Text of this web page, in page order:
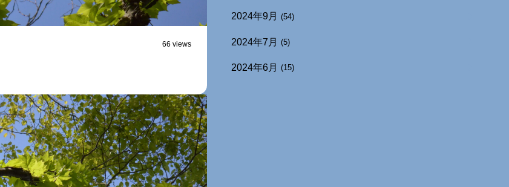
66 views
2024年9月 (54)
2024年7月 (5)
2024年6月 (15)